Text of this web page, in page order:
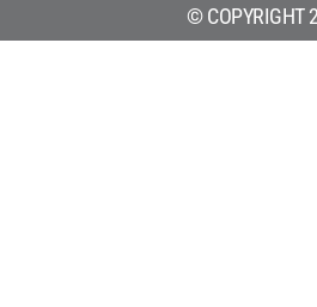
© COPYRIGHT